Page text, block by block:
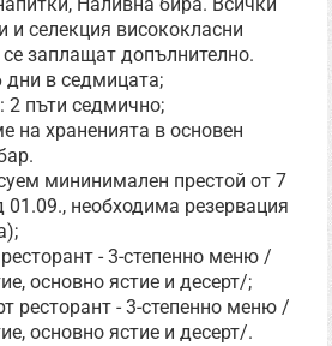
Наливна бира. Всички
и селекция висококласни
заплащат допълнително.
дни в седмицата;
2 пъти седмично;
на храненията в основен
мининимален престой от 7
01.09., необходима резервация
- 3-степенно меню /
основно ястие и десерт/;
ресторант - 3-степенно меню /
основно ястие и десерт/.